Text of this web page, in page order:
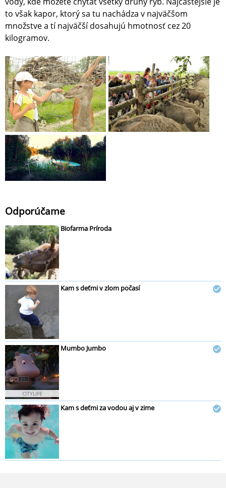
to však kapor, ktorý sa tu nachádza v najväčšom
množstve a tí najväčší dosahujú hmotnosť cez 20
kilogramov.
Odporúčame
Biofarma Príroda
Kam s deťmi v zlom počasí
CITYLIFE
Mumbo Jumbo
Kam s deťmi za vodou aj v zime